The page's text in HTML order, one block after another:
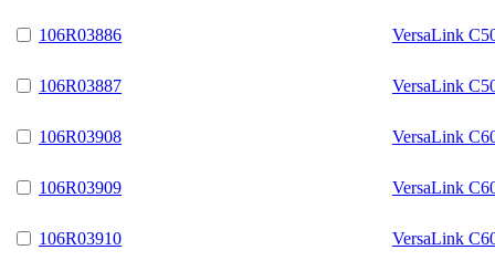
106R03886 VersaLink
106R03887 VersaLink
106R03908 VersaLink
106R03909 VersaLink
106R03910 VersaLink